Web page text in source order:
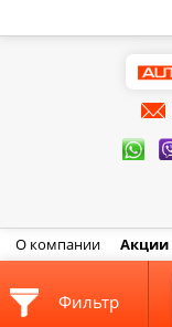
О компании Акции
Фильтр